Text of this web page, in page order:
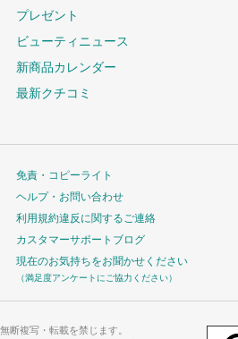
プレゼント
ビューティニュース
新商品カレンダー
最新クチコミ
免責・コピーライト
ヘルプ・お問い合わせ
利用規約違反に関するご連絡
カスタマーサポートブログ
現在のお気持ちをお聞かせください
（満足度アンケートにご協力ください）
断複写・転載を禁じます。